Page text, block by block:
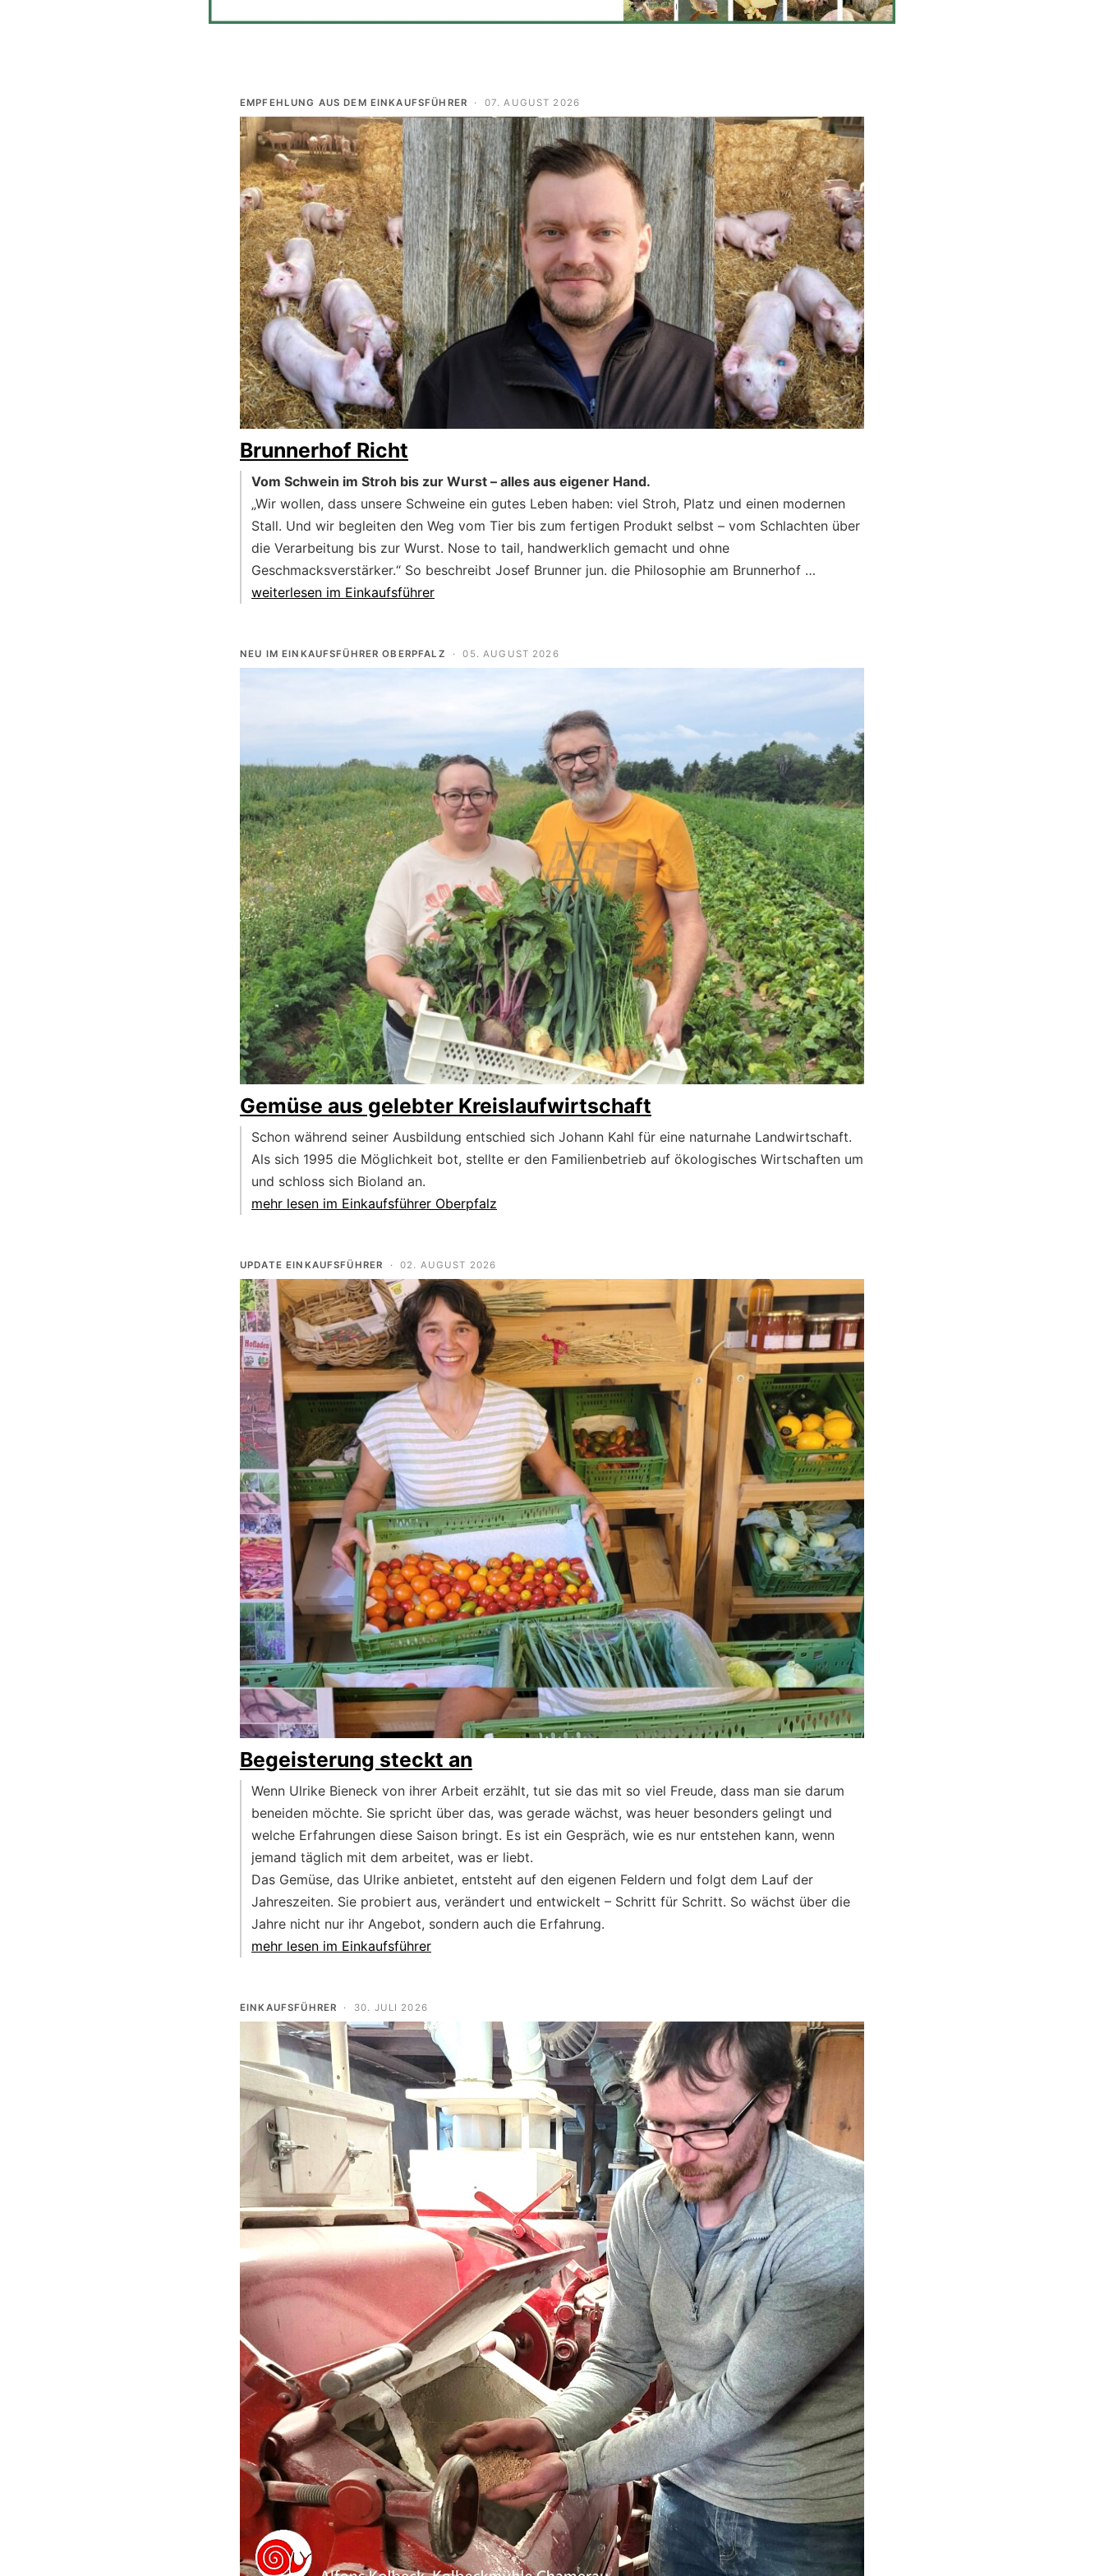
EMPFEHLUNG AUS DEM EINKAUFSFÜHRER · 07. AUGUST 2026
Brunnerhof Richt
Vom Schwein im Stroh bis zur Wurst – alles aus eigener Hand.
„Wir wollen, dass unsere Schweine ein gutes Leben haben: viel Stroh, Platz und einen modernen
Stall. Und wir begleiten den Weg vom Tier bis zum fertigen Produkt selbst – vom Schlachten über
die Verarbeitung bis zur Wurst. Nose to tail, handwerklich gemacht und ohne
Geschmacksverstärker.“ So beschreibt Josef Brunner jun. die Philosophie am Brunnerhof …
weiterlesen im Einkaufsführer
NEU IM EINKAUFSFÜHRER OBERPFALZ ·05. AUGUST 2026
Gemüse aus gelebter Kreislaufwirtschaft
Schon während seiner Ausbildung entschied sich Johann Kahl für eine naturnahe Landwirtschaft.
Als sich 1995 die Möglichkeit bot, stellte er den Familienbetrieb auf ökologisches Wirtschaften um
und schloss sich Bioland an.
mehr lesen im Einkaufsführer Oberpfalz
UPDATE EINKAUFSFÜHRER · 02. AUGUST 2026
Begeisterung steckt an
Wenn Ulrike Bieneck von ihrer Arbeit erzählt, tut sie das mit so viel Freude, dass man sie darum
beneiden möchte. Sie spricht über das, was gerade wächst, was heuer besonders gelingt und
welche Erfahrungen diese Saison bringt. Es ist ein Gespräch, wie es nur entstehen kann, wenn
jemand täglich mit dem arbeitet, was er liebt.
Das Gemüse, das Ulrike anbietet, entsteht auf den eigenen Feldern und folgt dem Lauf der
Jahreszeiten. Sie probiert aus, verändert und entwickelt – Schritt für Schritt. So wächst über die
Jahre nicht nur ihr Angebot, sondern auch die Erfahrung.
mehr lesen im Einkaufsführer
EINKAUFSFÜHRER · 30. JULI 2026